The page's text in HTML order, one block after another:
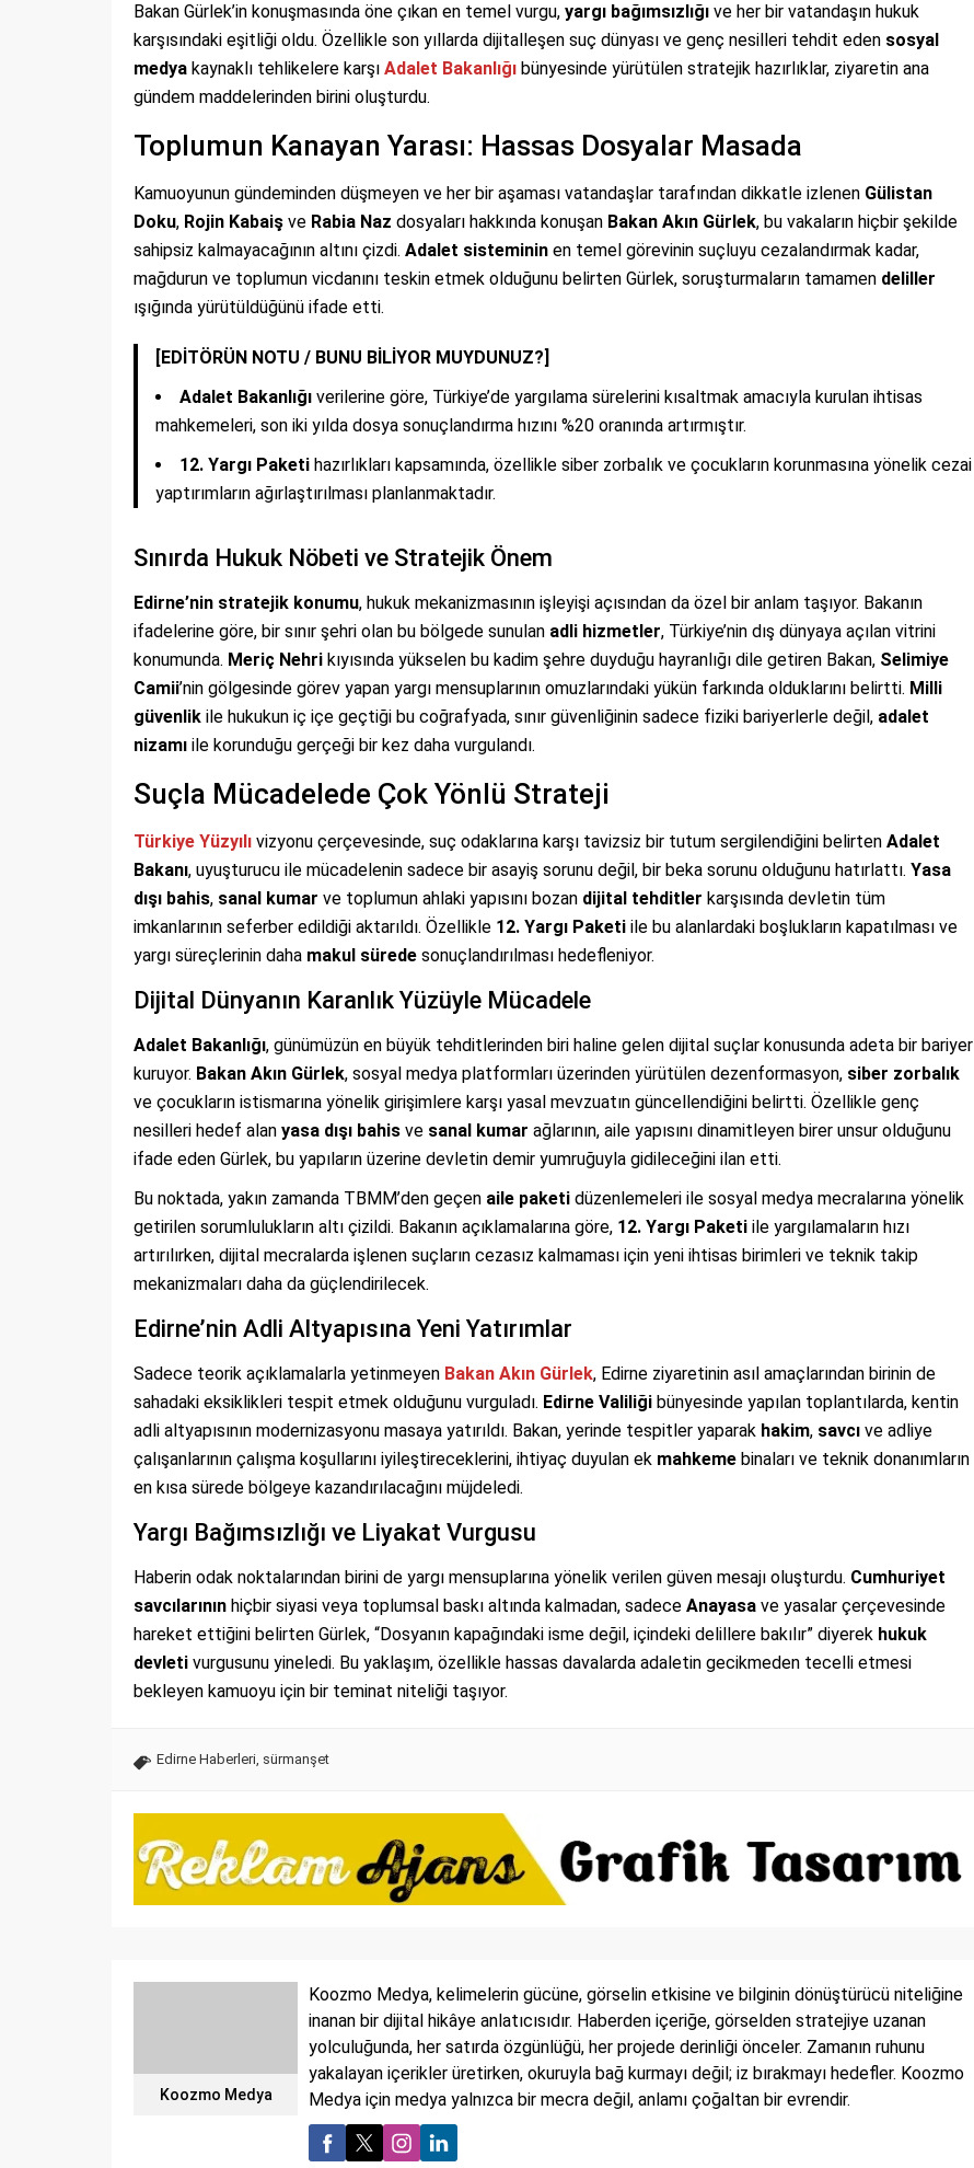
Bakan Gürlek’in konuşmasında öne çıkan en temel vurgu, yargı bağımsızlığı ve her bir vatandaşın hukuk
karşısındaki eşitliği oldu. Özellikle son yıllarda dijitalleşen suç dünyası ve genç nesilleri tehdit eden sosyal
medya kaynaklı tehlikelere karşı Adalet Bakanlığı bünyesinde yürütülen stratejik hazırlıklar, ziyaretin ana
gündem maddelerinden birini oluşturdu.
Toplumun Kanayan Yarası: Hassas Dosyalar Masada
Kamuoyunun gündeminden düşmeyen ve her bir aşaması vatandaşlar tarafından dikkatle izlenen Gülistan
Doku, Rojin Kabaiş ve Rabia Naz dosyaları hakkında konuşan Bakan Akın Gürlek, bu vakaların hiçbir şekilde
sahipsiz kalmayacağının altını çizdi. Adalet sisteminin en temel görevinin suçluyu cezalandırmak kadar,
mağdurun ve toplumun vicdanını teskin etmek olduğunu belirten Gürlek, soruşturmaların tamamen deliller
ışığında yürütüldüğünü ifade etti.
[EDİTÖRÜN NOTU / BUNU BİLİYOR MUYDUNUZ?]
Adalet Bakanlığı verilerine göre, Türkiye’de yargılama sürelerini kısaltmak amacıyla kurulan ihtisas
mahkemeleri, son iki yılda dosya sonuçlandırma hızını %20 oranında artırmıştır.
12. Yargı Paketi hazırlıkları kapsamında, özellikle siber zorbalık ve çocukların korunmasına yönelik cezai
yaptırımların ağırlaştırılması planlanmaktadır.
Sınırda Hukuk Nöbeti ve Stratejik Önem
Edirne’nin stratejik konumu, hukuk mekanizmasının işleyişi açısından da özel bir anlam taşıyor. Bakanın
ifadelerine göre, bir sınır şehri olan bu bölgede sunulan adli hizmetler, Türkiye’nin dış dünyaya açılan vitrini
konumunda. Meriç Nehri kıyısında yükselen bu kadim şehre duyduğu hayranlığı dile getiren Bakan, Selimiye
Camii’nin gölgesinde görev yapan yargı mensuplarının omuzlarındaki yükün farkında olduklarını belirtti. Milli
güvenlik ile hukukun iç içe geçtiği bu coğrafyada, sınır güvenliğinin sadece fiziki bariyerlerle değil, adalet
nizamı ile korunduğu gerçeği bir kez daha vurgulandı.
Suçla Mücadelede Çok Yönlü Strateji
Türkiye Yüzyılı vizyonu çerçevesinde, suç odaklarına karşı tavizsiz bir tutum sergilendiğini belirten Adalet
Bakanı, uyuşturucu ile mücadelenin sadece bir asayiş sorunu değil, bir beka sorunu olduğunu hatırlattı. Yasa
dışı bahis, sanal kumar ve toplumun ahlaki yapısını bozan dijital tehditler karşısında devletin tüm
imkanlarının seferber edildiği aktarıldı. Özellikle 12. Yargı Paketi ile bu alanlardaki boşlukların kapatılması ve
yargı süreçlerinin daha makul sürede sonuçlandırılması hedefleniyor.
Dijital Dünyanın Karanlık Yüzüyle Mücadele
Adalet Bakanlığı, günümüzün en büyük tehditlerinden biri haline gelen dijital suçlar konusunda adeta bir bariyer
kuruyor. Bakan Akın Gürlek, sosyal medya platformları üzerinden yürütülen dezenformasyon, siber zorbalık
ve çocukların istismarına yönelik girişimlere karşı yasal mevzuatın güncellendiğini belirtti. Özellikle genç
nesilleri hedef alan yasa dışı bahis ve sanal kumar ağlarının, aile yapısını dinamitleyen birer unsur olduğunu
ifade eden Gürlek, bu yapıların üzerine devletin demir yumruğuyla gidileceğini ilan etti.
Bu noktada, yakın zamanda TBMM’den geçen aile paketi düzenlemeleri ile sosyal medya mecralarına yönelik
getirilen sorumlulukların altı çizildi. Bakanın açıklamalarına göre, 12. Yargı Paketi ile yargılamaların hızı
artırılırken, dijital mecralarda işlenen suçların cezasız kalmaması için yeni ihtisas birimleri ve teknik takip
mekanizmaları daha da güçlendirilecek.
Edirne’nin Adli Altyapısına Yeni Yatırımlar
Sadece teorik açıklamalarla yetinmeyen Bakan Akın Gürlek, Edirne ziyaretinin asıl amaçlarından birinin de
sahadaki eksiklikleri tespit etmek olduğunu vurguladı. Edirne Valiliği bünyesinde yapılan toplantılarda, kentin
adli altyapısının modernizasyonu masaya yatırıldı. Bakan, yerinde tespitler yaparak hakim, savcı ve adliye
çalışanlarının çalışma koşullarını iyileştireceklerini, ihtiyaç duyulan ek mahkeme binaları ve teknik donanımların
en kısa sürede bölgeye kazandırılacağını müjdeledi.
Yargı Bağımsızlığı ve Liyakat Vurgusu
Haberin odak noktalarından birini de yargı mensuplarına yönelik verilen güven mesajı oluşturdu. Cumhuriyet
savcılarının hiçbir siyasi veya toplumsal baskı altında kalmadan, sadece Anayasa ve yasalar çerçevesinde
hareket ettiğini belirten Gürlek, “Dosyanın kapağındaki isme değil, içindeki delillere bakılır” diyerek hukuk
devleti vurgusunu yineledi. Bu yaklaşım, özellikle hassas davalarda adaletin gecikmeden tecelli etmesi
bekleyen kamuoyu için bir teminat niteliği taşıyor.
Edirne Haberleri, sürmanşet
Koozmo Medya
Koozmo Medya, kelimelerin gücüne, görselin etkisine ve bilginin dönüştürücü niteliğine
inanan bir dijital hikâye anlatıcısıdır. Haberden içeriğe, görselden stratejiye uzanan
yolculuğunda, her satırda özgünlüğü, her projede derinliği önceler. Zamanın ruhunu
yakalayan içerikler üretirken, okuruyla bağ kurmayı değil; iz bırakmayı hedefler. Koozmo
Medya için medya yalnızca bir mecra değil, anlamı çoğaltan bir evrendir.